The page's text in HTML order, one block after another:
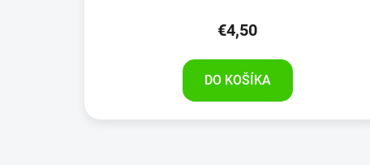
€4,50
DO KOŠÍKA